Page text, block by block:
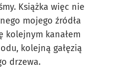
Książka więc nie
mojego źródła
kolejnym kanałem
kolejną gałęzią
drzewa.